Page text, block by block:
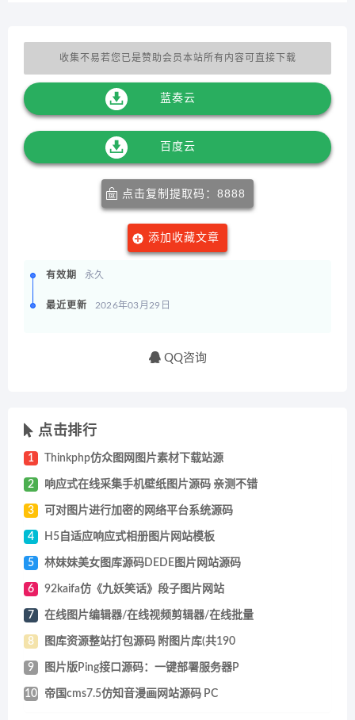
收集不易若您已是赞助会员本站所有内容可直接下载
蓝奏云
百度云
点击复制提取码：8888
添加收藏文章
有效期 永久
最近更新 2026年03月29日
QQ咨询
点击排行
1 Thinkphp仿众图网图片素材下载站源
2 响应式在线采集手机壁纸图片源码 亲测不错
3 可对图片进行加密的网络平台系统源码
4 H5自适应响应式相册图片网站模板
5 林妹妹美女图库源码DEDE图片网站源码
6 92kaifa仿《九妖笑话》段子图片网站
7 在线图片编辑器/在线视频剪辑器/在线批量
8 图库资源整站打包源码 附图片库(共190
9 图片版Ping接口源码：一键部署服务器P
10 帝国cms7.5仿知音漫画网站源码 PC